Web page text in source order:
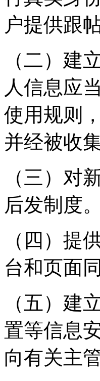
户提供跟
（二）建
人信息应
使用规则
并经被收
（三）对
后发制度。
（四）提
台和页面
（五）建
置等信息
向有关主